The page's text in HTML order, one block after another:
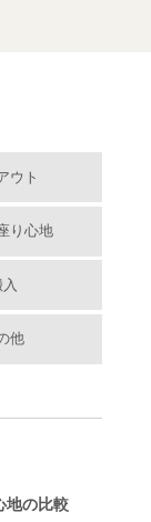
ウト
り心地
他
地の比較